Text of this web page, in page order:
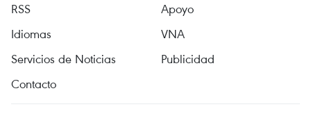
RSS
Apoyo
Idiomas
VNA
Servicios de Noticias
Publicidad
Contacto